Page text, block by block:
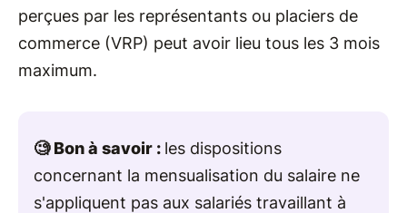
perçues par les représentants ou placiers de
commerce (VRP) peut avoir lieu tous les 3 mois
maximum.
🧐 Bon à savoir : les dispositions
concernant la mensualisation du salaire ne
s'appliquent pas aux salariés travaillant à